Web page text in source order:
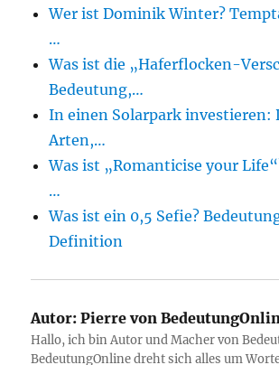
Wer ist Dominik Winter?
…
Was ist die „Haferflocken-
Bedeutung,…
In einen Solarpark investieren:
Arten,…
Was ist „Romanticise your
…
Was ist ein 0,5 Sefie?
Definition
Autor: Pierre von
Hallo, ich bin Autor und Macher von
BedeutungOnline dreht sich alles um